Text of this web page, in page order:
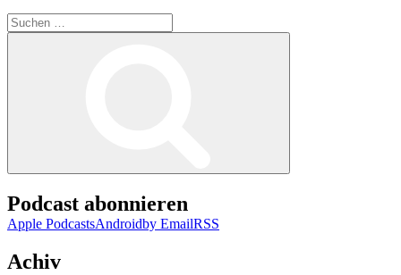
Suchen
nach:
Podcast abonnieren
Apple PodcastsAndroidby EmailRSS
Achiv